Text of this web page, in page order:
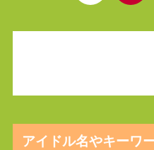
アイドル名やキーワ